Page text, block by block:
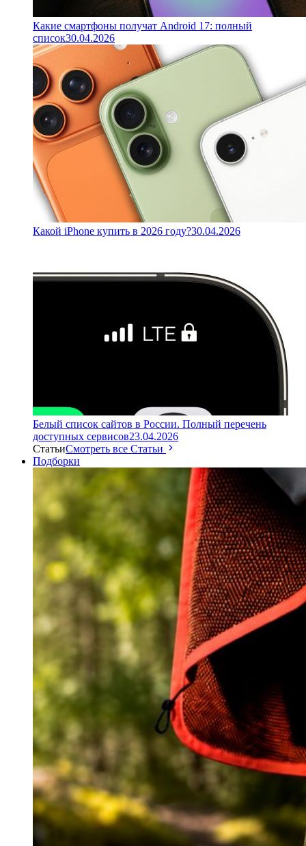
Какие смартфоны получат Android 17: полный
список30.04.2026
Какой iPhone купить в 2026 году?30.04.2026
Белый список сайтов в России. Полный перечень
доступных сервисов23.04.2026
СтатьиСмотреть все Статьи
Подборки